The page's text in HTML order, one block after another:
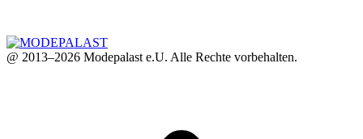
@ 2013–2026 Modepalast e.U. Alle Rechte vorbehalten.